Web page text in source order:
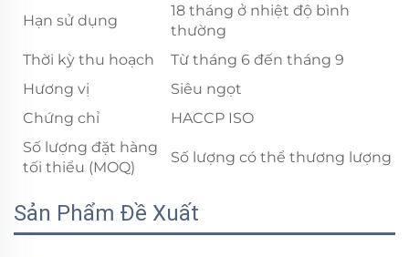
Hạn sử dụng
18 tháng ở nhiệt độ bình
thường
Thời kỳ thu hoạch
Từ tháng 6 đến tháng 9
Hương vị
Siêu ngọt
Chứng chỉ
HACCP ISO
Số lượng đặt hàng
tối thiểu (MOQ)
Số lượng có thể thương lượng
Sản Phẩm Đề Xuất